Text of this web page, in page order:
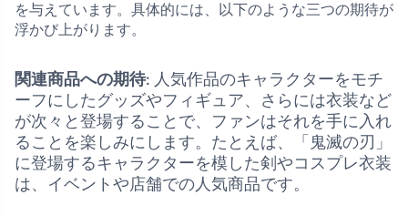
を与えています。具体的には、以下のような三つの期待が
浮かび上がります。
関連商品への期待: 人気作品のキャラクターをモチ
ーフにしたグッズやフィギュア、さらには衣装など
が次々と登場することで、ファンはそれを手に入れ
ることを楽しみにします。たとえば、「鬼滅の刃」
に登場するキャラクターを模した剣やコスプレ衣装
は、イベントや店舗での人気商品です。